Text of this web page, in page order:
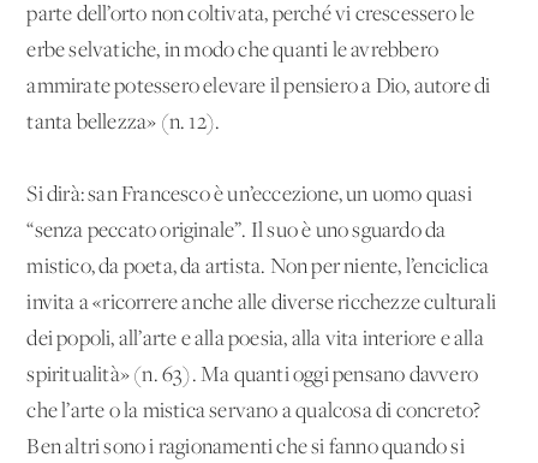
parte dell’orto non coltivata, perché vi crescessero le
erbe selvatiche, in modo che quanti le avrebbero
ammirate potessero elevare il pensiero a Dio, autore di
tanta bellezza» (n. 12).
Si dirà: san Francesco è un’eccezione, un uomo quasi
“senza peccato originale”. Il suo è uno sguardo da
mistico, da poeta, da artista. Non per niente, l’enciclica
invita a «ricorrere anche alle diverse ricchezze culturali
dei popoli, all’arte e alla poesia, alla vita interiore e alla
spiritualità» (n. 63). Ma quanti oggi pensano davvero
che l’arte o la mistica servano a qualcosa di concreto?
Ben altri sono i ragionamenti che si fanno quando si